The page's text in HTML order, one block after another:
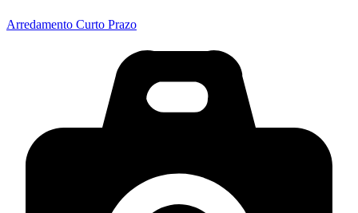
Arredamento Curto Prazo